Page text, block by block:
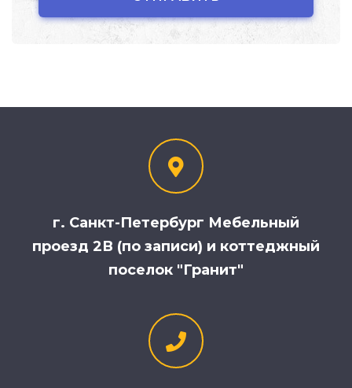
г. Санкт-Петербург Мебельный
проезд 2В (по записи) и коттеджный
поселок "Гранит"